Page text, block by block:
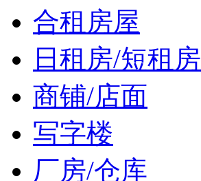
合租房屋
日租房/短租房
商铺/店面
写字楼
厂房/仓库